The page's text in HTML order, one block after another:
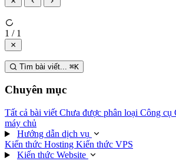
1 / 1
Tìm bài viết... ⌘K
Chuyên mục
Tất cả bài viết Chưa được phân loại Công cụ
máy chủ
Hướng dẫn dịch vụ
Kiến thức Hosting Kiến thức VPS
Kiến thức Website